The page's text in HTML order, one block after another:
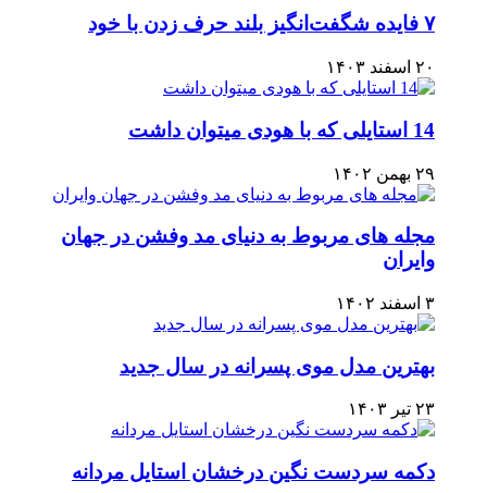
۷ فایده شگفت‌انگیز بلند حرف زدن با خود
۲۰ اسفند ۱۴۰۳
14 استایلی که با هودی میتوان داشت
۲۹ بهمن ۱۴۰۲
مجله های مربوط به دنیای مد وفشن در جهان
وایران
۳ اسفند ۱۴۰۲
بهترین مدل موی پسرانه در سال جدید
۲۳ تیر ۱۴۰۳
دکمه سردست نگین درخشان استایل مردانه